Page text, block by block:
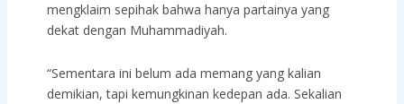
mengklaim sepihak bahwa hanya partainya yang
dekat dengan Muhammadiyah.
“Sementara ini belum ada memang yang kalian
demikian, tapi kemungkinan kedepan ada. Sekalian